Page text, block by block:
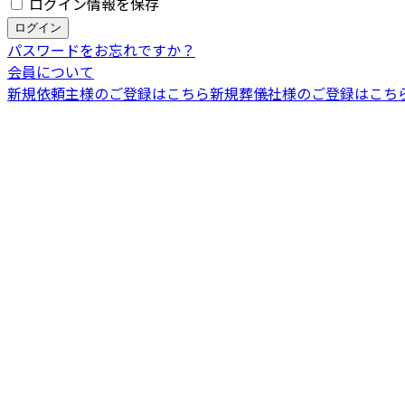
パスワードをお忘れですか？
会員について
新規依頼主様のご登録はこちら新規葬儀社様のご登録はこち